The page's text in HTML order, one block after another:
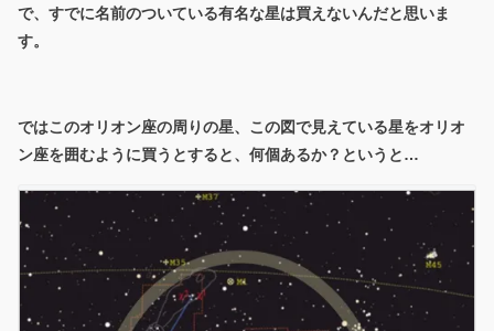
で、すでに名前のついている有名な星は買えないんだと思いま
す。
ではこのオリオン座の周りの星、この図で見えている星をオリオ
ン座を囲むように買うとすると、何個あるか？というと…